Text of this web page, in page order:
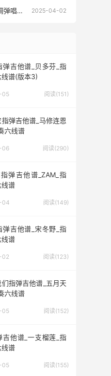
2025-04-02
线谱
弹吉他谱_贝多芬_指
谱(版本3)
05 阅读(151)
弹吉他谱_马修连恩
六线谱
06 阅读(290)
指弹吉他谱_ZAM_指
谱
04 阅读(149)
弹吉他谱_宋冬野_指
谱
02 阅读(123)
指弹吉他谱_五月天
六线谱
05 阅读(152)
吉他谱_一支榴莲_指
谱
05 阅读(155)